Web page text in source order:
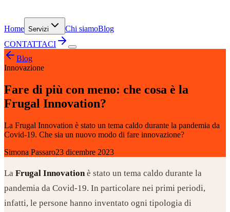
Home Servizi Chi siamoBlog
CONTATTACI
Blog
Innovazione
Fare di più con meno: che cosa è la
Frugal Innovation?
La Frugal Innovation è stato un tema caldo durante la pandemia da
Covid-19. Che sia un nuovo modo di fare innovazione?
Simona Passaro23 dicembre 2023
La Frugal Innovationè stato un tema caldo durante la
pandemia da Covid-19. In particolare nei primi periodi,
infatti, le persone hanno inventato ogni tipologia di